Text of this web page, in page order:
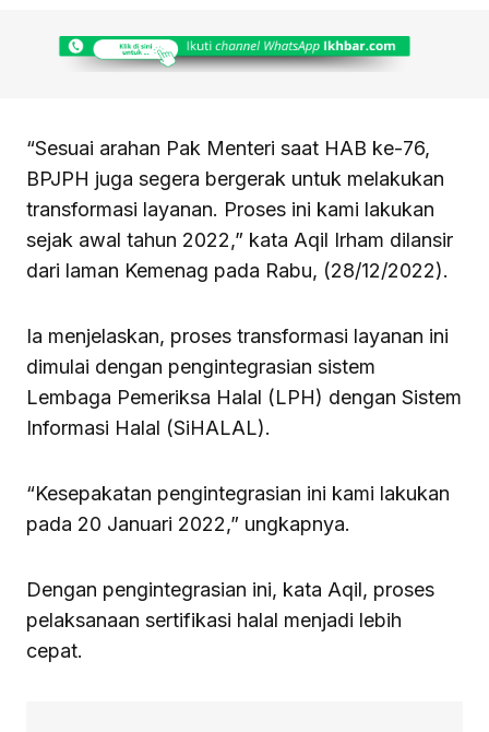
“Sesuai arahan Pak Menteri saat HAB ke-76,
BPJPH juga segera bergerak untuk melakukan
transformasi layanan. Proses ini kami lakukan
sejak awal tahun 2022,” kata Aqil Irham dilansir
dari laman Kemenag pada Rabu, (28/12/2022).
Ia menjelaskan, proses transformasi layanan ini
dimulai dengan pengintegrasian sistem
Lembaga Pemeriksa Halal (LPH) dengan Sistem
Informasi Halal (SiHALAL).
“Kesepakatan pengintegrasian ini kami lakukan
pada 20 Januari 2022,” ungkapnya.
Dengan pengintegrasian ini, kata Aqil, proses
pelaksanaan sertifikasi halal menjadi lebih
cepat.